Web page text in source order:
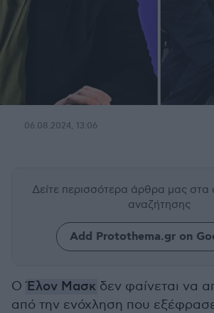
06.08.2024, 13:06
Δείτε περισσότερα άρθρα μας στα
αναζήτησης
Add Protothema.gr on
ΟΈλον Μασκ δεν φαίνεται να
από την ενόχληση που